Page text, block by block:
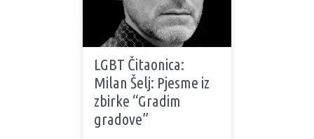
LGBT Čitaonica:
Milan Šelj: Pjesme iz
zbirke “Gradim
gradove”